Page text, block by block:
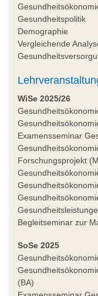
Gesundheitspolitik
Demographie
Vergleichende
WiSe 2025/26
Examensseminar
Forschungsprojekt
Begleitseminar zur
SoSe 2025
(BA)